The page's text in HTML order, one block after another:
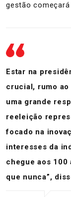
gestão
Estar na
crucial, rumo
uma grande
reeleição
focado na
interesses da
chegue aos
que nunca”,